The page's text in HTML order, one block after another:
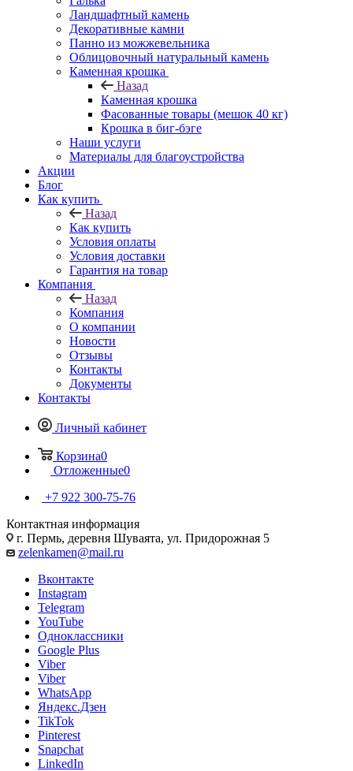
Ландшафтный камень
Декоративные камни
Панно из можжевельника
Облицовочный натуральный камень
Каменная крошка
Назад
Каменная крошка
Фасованные товары (мешок 40 кг)
Крошка в биг-бэге
Наши услуги
Материалы для благоустройства
Акции
Блог
Как купить
Назад
Как купить
Условия оплаты
Условия доставки
Гарантия на товар
Компания
Назад
Компания
О компании
Новости
Отзывы
Контакты
Документы
Контакты
Личный кабинет
Корзина0
Отложенные0
+7 922 300-75-76
Контактная информация
г. Пермь, деревня Шуваята, ул. Придорожная 5
zelenkamen@mail.ru
Вконтакте
Instagram
Telegram
YouTube
Одноклассники
Google Plus
Viber
Viber
WhatsApp
Яндекс.Дзен
TikTok
Pinterest
Snapchat
LinkedIn